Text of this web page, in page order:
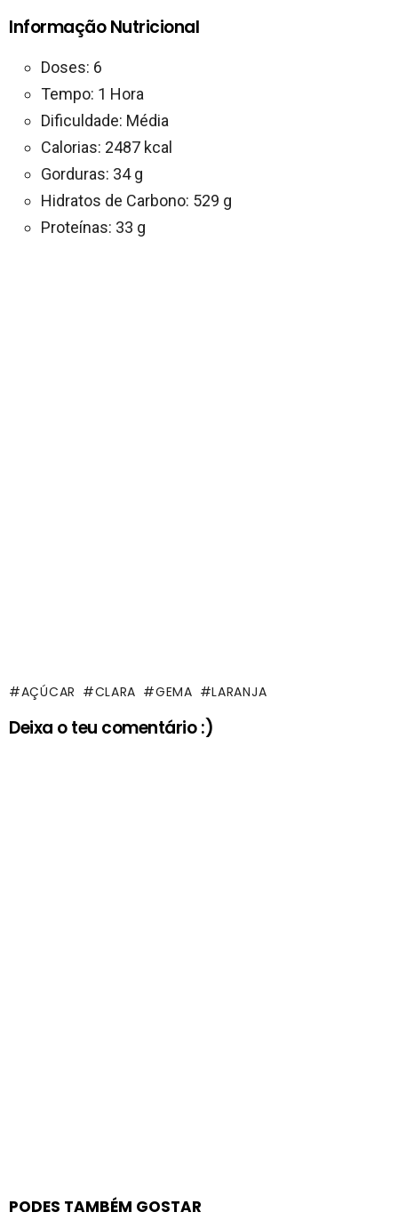
Informação Nutricional
Doses: 6
Tempo: 1 Hora
Dificuldade: Média
Calorias: 2487 kcal
Gorduras: 34 g
Hidratos de Carbono: 529 g
Proteínas: 33 g
AÇÚCAR CLARA GEMA LARANJA
Deixa o teu comentário :)
PODES TAMBÉM GOSTAR